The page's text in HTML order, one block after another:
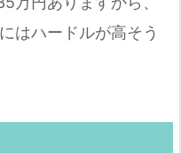
はハードルが高そう